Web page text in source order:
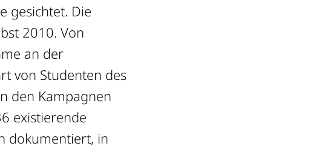
gesichtet. Die
2010. Von
an der
von Studenten des
den Kampagnen
existierende
dokumentiert, in